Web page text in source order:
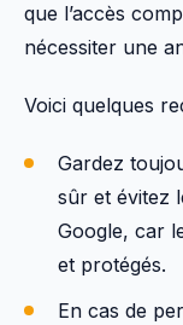
que l’accès
nécessiter une
Voici quelques
Gardez
sûr et évitez
Google, car
et protégés.
En cas de